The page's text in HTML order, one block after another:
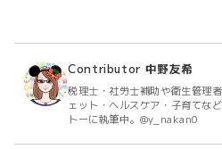
Contributor 中野友希
税理士・社労士補助や衛生管理
ェット・ヘルスケア・子育てな
トーに執筆中。@y_nakan0